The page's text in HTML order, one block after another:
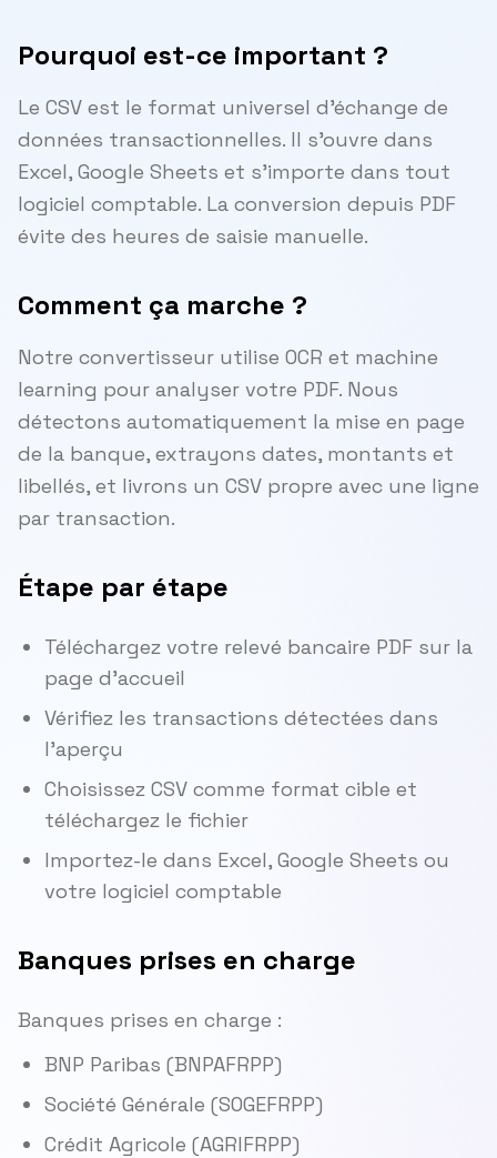
Pourquoi est-ce important ?
Le CSV est le format universel d'échange de
données transactionnelles. Il s'ouvre dans
Excel, Google Sheets et s'importe dans tout
logiciel comptable. La conversion depuis PDF
évite des heures de saisie manuelle.
Comment ça marche ?
Notre convertisseur utilise OCR et machine
learning pour analyser votre PDF. Nous
détectons automatiquement la mise en page
de la banque, extrayons dates, montants et
libellés, et livrons un CSV propre avec une ligne
par transaction.
Étape par étape
Téléchargez votre relevé bancaire PDF sur la
page d'accueil
Vérifiez les transactions détectées dans
l'aperçu
Choisissez CSV comme format cible et
téléchargez le fichier
Importez-le dans Excel, Google Sheets ou
votre logiciel comptable
Banques prises en charge
Banques prises en charge :
BNP Paribas (BNPAFRPP)
Société Générale (SOGEFRPP)
Crédit Agricole (AGRIFRPP)